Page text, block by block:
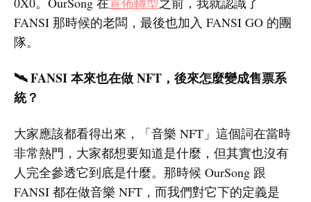
FANSI 那時候的老闆，最後也加入 FANSI GO 的團
隊。
🛰️ FANSI 本來也在做 NFT，後來怎麼變成售票系
統？
大家應該都看得出來，「音樂 NFT」這個詞在當時
非常熱門，大家都想要知道是什麼，但其實也沒有
人完全參透它到底是什麼。那時候 OurSong 跟
FANSI 都在做音樂 NFT，而我們對它下的定義是